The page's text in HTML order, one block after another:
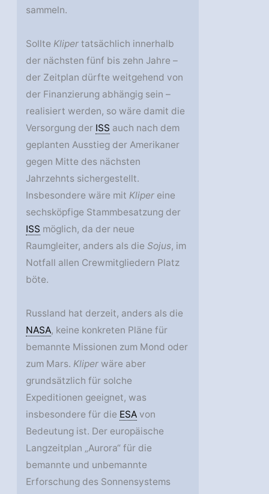
sammeln.
SollteKliper tatsächlich innerhalb
der nächsten fünf bis zehn Jahre –
der Zeitplan dürfte weitgehend von
der Finanzierung abhängig sein –
realisiert werden, so wäre damit die
Versorgung der ISS auch nach dem
geplanten Ausstieg der Amerikaner
gegen Mitte des nächsten
Jahrzehnts sichergestellt.
Insbesondere wäre mitKliper eine
sechsköpfige Stammbesatzung der
ISS möglich, da der neue
Raumgleiter, anders als dieSojus, im
Notfall allen Crewmitgliedern Platz
böte.
Russland hat derzeit, anders als die
NASA, keine konkreten Pläne für
bemannte Missionen zum Mond oder
zum Mars.Kliper wäre aber
grundsätzlich für solche
Expeditionen geeignet, was
insbesondere für die ESA von
Bedeutung ist. Der europäische
Langzeitplan „Aurora“ für die
bemannte und unbemannte
Erforschung des Sonnensystems